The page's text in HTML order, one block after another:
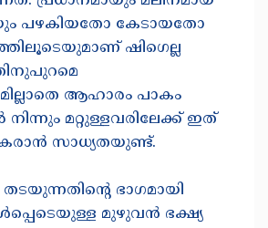
പഴകിയതോ കേടായതോ
ഷിഗെല്ല
ആഹാരം പാകം
നിന്നും മറ്റുള്ളവരിലേക്ക് ഇത്
സാധ്യതയുണ്ട്.
ഭാഗമായി
മുഴുവൻ ഭക്ഷ്യ